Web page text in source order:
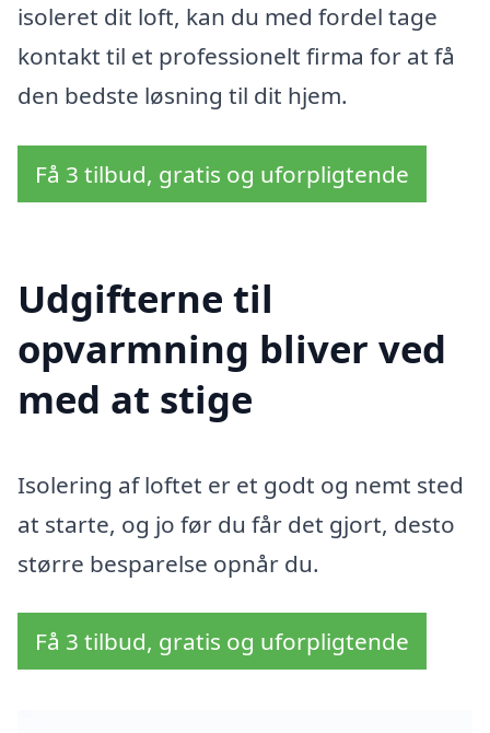
isoleret dit loft, kan du med fordel tage
kontakt til et professionelt firma for at få
den bedste løsning til dit hjem.
Få 3 tilbud, gratis og uforpligtende
Udgifterne til
opvarmning bliver ved
med at stige
Isolering af loftet er et godt og nemt sted
at starte, og jo før du får det gjort, desto
større besparelse opnår du.
Få 3 tilbud, gratis og uforpligtende